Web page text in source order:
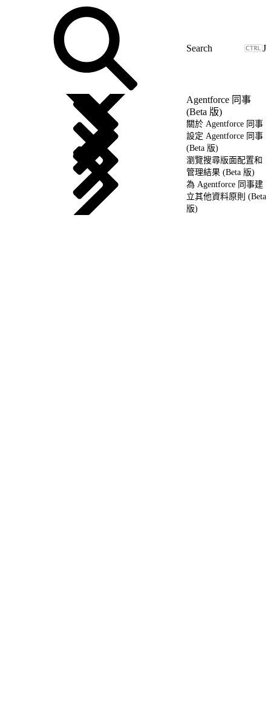
J
Agentforce 同事
(Beta 版)
關於 Agentforce 同事
設定 Agentforce 同事
(Beta 版)
瀏覽搜尋版面配置和
管理結果 (Beta 版)
為 Agentforce 同事建
立其他資料原則 (Beta
版)